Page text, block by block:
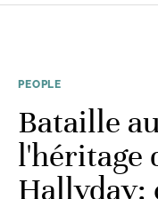
PEOPLE
Bataille
l'héritage
Hallyday: